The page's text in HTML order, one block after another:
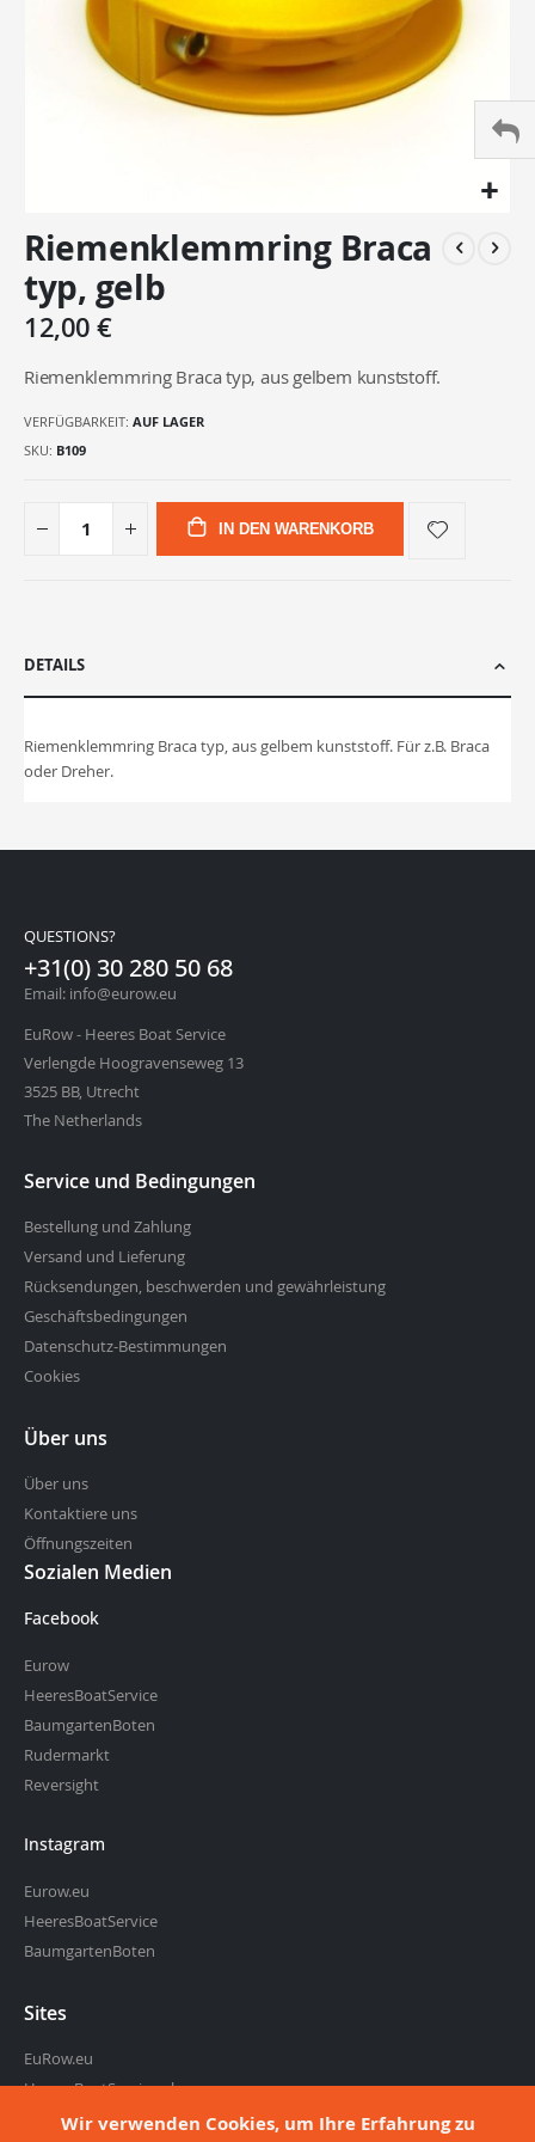
Wir verwenden Cookies, um Ihre Erfahrung zu
Anfang
der
Bildergalerie
springen
Riemenklemmring Braca
typ, gelb
12,00 €
Riemenklemmring Braca typ, aus gelbem kunststoff.
VERFÜGBARKEIT: AUF LAGER
SKU B109
IN DEN WARENKORB
DETAILS
Riemenklemmring Braca typ, aus gelbem kunststoff. Für z.B. Braca
oder Dreher.
QUESTIONS?
+31(0) 30 280 50 68
Email: info@eurow.eu
EuRow - Heeres Boat Service
Verlengde Hoogravenseweg 13
3525 BB, Utrecht
The Netherlands
Service und Bedingungen
Bestellung und Zahlung
Versand und Lieferung
Rücksendungen, beschwerden und gewährleistung
Geschäftsbedingungen
Datenschutz-Bestimmungen
Cookies
Über uns
Über uns
Kontaktiere uns
Öffnungszeiten
Sozialen Medien
Facebook
Eurow
HeeresBoatService
BaumgartenBoten
Rudermarkt
Reversight
Instagram
Eurow.eu
HeeresBoatService
BaumgartenBoten
Sites
EuRow.eu
HeeresBoatService.nl
BaumgartenBoten.nl